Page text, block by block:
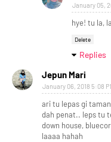
January 05,
hye! tu la,
Delete
Replies
Jepun Mari
January 06, 2018 5:08
ari tu lepas gi
dah penat.. leps tu
down house,
laaaa hahah